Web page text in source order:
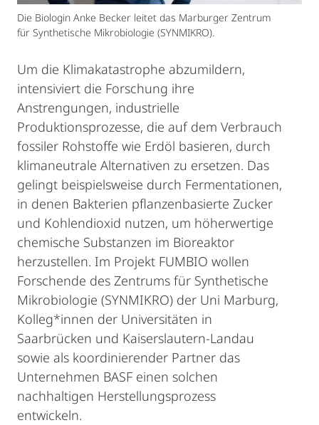
Die Biologin Anke Becker leitet das Marburger Zentrum
für Synthetische Mikrobiologie (SYNMIKRO).
Um die Klimakatastrophe abzumildern,
intensiviert die Forschung ihre
Anstrengungen, industrielle
Produktionsprozesse, die auf dem Verbrauch
fossiler Rohstoffe wie Erdöl basieren, durch
klimaneutrale Alternativen zu ersetzen. Das
gelingt beispielsweise durch Fermentationen,
in denen Bakterien pflanzenbasierte Zucker
und Kohlendioxid nutzen, um höherwertige
chemische Substanzen im Bioreaktor
herzustellen. Im Projekt FUMBIO wollen
Forschende des Zentrums für Synthetische
Mikrobiologie (SYNMIKRO) der Uni Marburg,
Kolleg*innen der Universitäten in
Saarbrücken und Kaiserslautern-Landau
sowie als koordinierender Partner das
Unternehmen BASF einen solchen
nachhaltigen Herstellungsprozess
entwickeln.